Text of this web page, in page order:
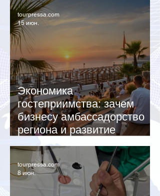
Экономика
гостеприимства: зачем
бизнесу амбассадорство
региона и развитие
локального туризма
tourpressa.com
15 июн.
tourpressa.com
8 июн.